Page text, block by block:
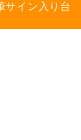
サイン入り台